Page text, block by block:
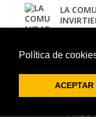
Política de
ACEPTAR
LA
Diseñado por